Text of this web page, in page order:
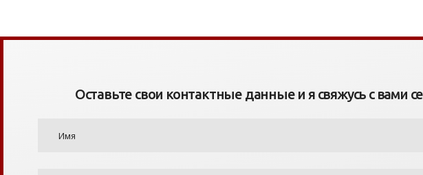
Оставьте свои контактные данные и я свяжусь с вами